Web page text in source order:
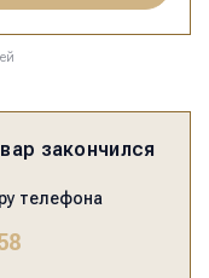
закончился
телефона